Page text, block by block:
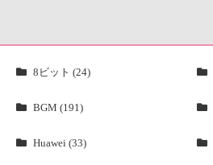
8ビット (24)
BGM (191)
Huawei (33)